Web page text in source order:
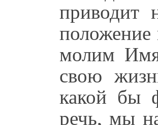
приводит
молим Имя
свою
какой бы
речь, мы